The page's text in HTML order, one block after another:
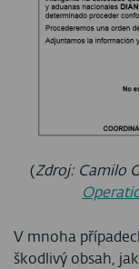
(Zdroj: Camilo
V mnoha
škodlivý obsah,